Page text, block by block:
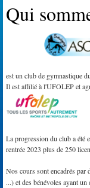
Qui
est un club de gymnastique
Il est affilié à l'UFOLEP et
La progression du club a été
rentrée 2023 plus de 250
Nos cours sont encadrés par
...) et des bénévoles ayant